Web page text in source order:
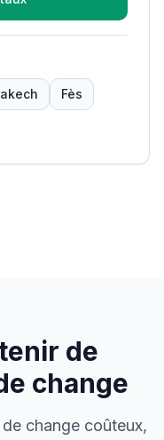
Fès
de
change
change coûteux,